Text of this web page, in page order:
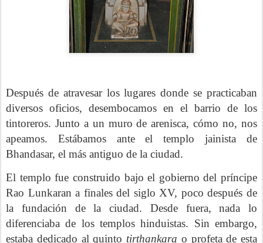
Después de atravesar los lugares donde se practicaban
diversos oficios, desembocamos en el barrio de los
tintoreros. Junto a un muro de arenisca, cómo no, nos
apeamos. Estábamos ante el templo jainista de
Bhandasar, el más antiguo de la ciudad.
El templo fue construido bajo el gobierno del príncipe
Rao Lunkaran a finales del siglo XV, poco después de
la fundación de la ciudad. Desde fuera, nada lo
diferenciaba de los templos hinduistas. Sin embargo,
estaba dedicado al quinto tirthankara o profeta de esta